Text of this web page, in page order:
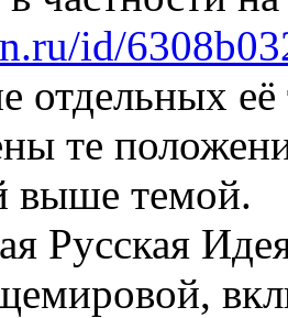
id/
отдельных
те
выше темой.
Русская